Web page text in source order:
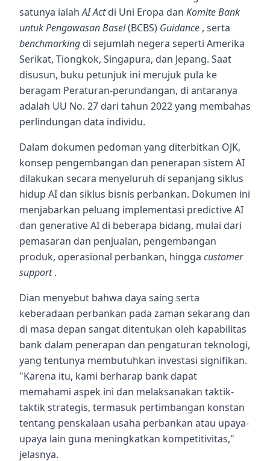
satunya ialahAI Actdi Uni Eropa dan Komite Bank
untuk Pengawasan Basel(BCBS) Guidance , serta
benchmarking di sejumlah negera seperti Amerika
Serikat, Tiongkok, Singapura, dan Jepang. Saat
disusun, buku petunjuk ini merujuk pula ke
beragam Peraturan-perundangan, di antaranya
adalah UU No. 27 dari tahun 2022 yang membahas
perlindungan data individu.
Dalam dokumen pedoman yang diterbitkan OJK,
konsep pengembangan dan penerapan sistem AI
dilakukan secara menyeluruh di sepanjang siklus
hidup AI dan siklus bisnis perbankan. Dokumen ini
menjabarkan peluang implementasi predictive AI
dan generative AI di beberapa bidang, mulai dari
pemasaran dan penjualan, pengembangan
produk, operasional perbankan, hingga customer
support.
Dian menyebut bahwa daya saing serta
keberadaan perbankan pada zaman sekarang dan
di masa depan sangat ditentukan oleh kapabilitas
bank dalam penerapan dan pengaturan teknologi,
yang tentunya membutuhkan investasi signifikan.
"Karena itu, kami berharap bank dapat
memahami aspek ini dan melaksanakan taktik-
taktik strategis, termasuk pertimbangan konstan
tentang penskalaan usaha perbankan atau upaya-
upaya lain guna meningkatkan kompetitivitas,"
jelasnya.